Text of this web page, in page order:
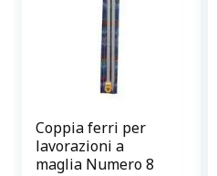
Coppia ferri per
lavorazioni a
maglia Numero 8